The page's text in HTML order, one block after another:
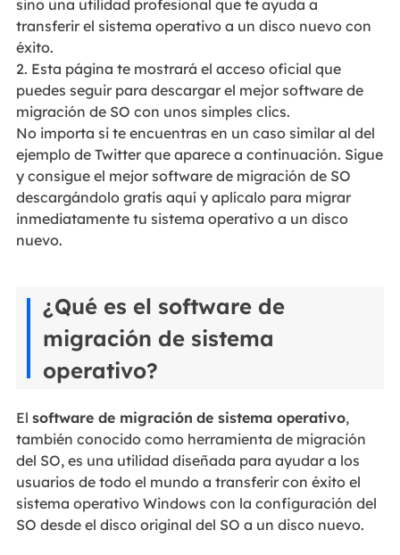
sino una utilidad profesional que te ayuda a
transferir el sistema operativo a un disco nuevo con
éxito.
2. Esta página te mostrará el acceso oficial que
puedes seguir para descargar el mejor software de
migración de SO con unos simples clics.
No importa si te encuentras en un caso similar al del
ejemplo de Twitter que aparece a continuación. Sigue
y consigue el mejor software de migración de SO
descargándolo gratis aquí y aplícalo para migrar
inmediatamente tu sistema operativo a un disco
nuevo.
¿Qué es el software de
migración de sistema
operativo?
El software de migración de sistema operativo,
también conocido como herramienta de migración
del SO, es una utilidad diseñada para ayudar a los
usuarios de todo el mundo a transferir con éxito el
sistema operativo Windows con la configuración del
SO desde el disco original del SO a un disco nuevo.